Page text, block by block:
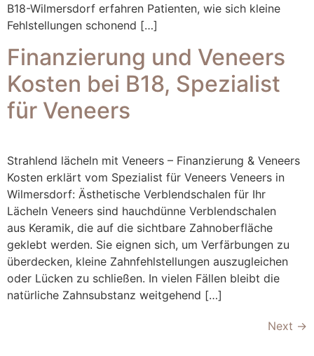
B18-Wilmersdorf erfahren Patienten, wie sich kleine
Fehlstellungen schonend […]
Finanzierung und Veneers
Kosten bei B18, Spezialist
für Veneers
Strahlend lächeln mit Veneers – Finanzierung & Veneers
Kosten erklärt vom Spezialist für Veneers Veneers in
Wilmersdorf: Ästhetische Verblendschalen für Ihr
Lächeln Veneers sind hauchdünne Verblendschalen
aus Keramik, die auf die sichtbare Zahnoberfläche
geklebt werden. Sie eignen sich, um Verfärbungen zu
überdecken, kleine Zahnfehlstellungen auszugleichen
oder Lücken zu schließen. In vielen Fällen bleibt die
natürliche Zahnsubstanz weitgehend […]
Next →